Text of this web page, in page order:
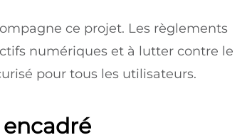
ce projet. Les règlements
numériques et à lutter contre le
pour tous les utilisateurs.